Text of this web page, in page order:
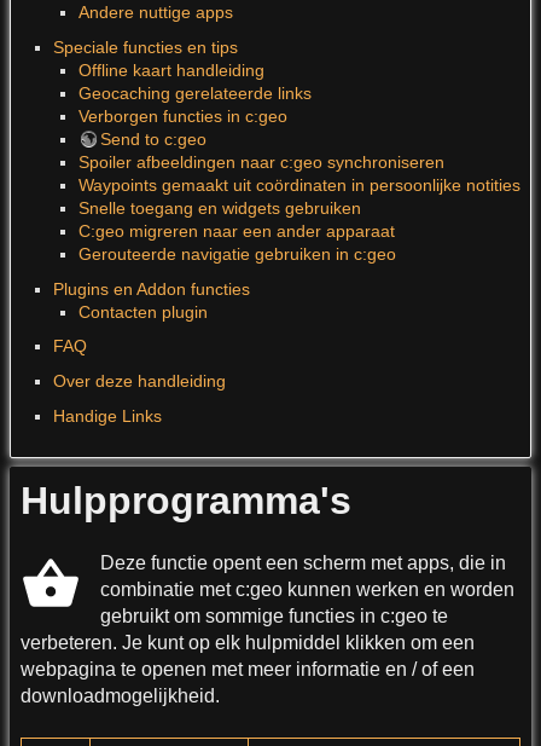
Andere nuttige apps
Speciale functies en tips
Offline kaart handleiding
Geocaching gerelateerde links
Verborgen functies in c:geo
Send to c:geo
Spoiler afbeeldingen naar c:geo synchroniseren
Waypoints gemaakt uit coördinaten in persoonlijke notities
Snelle toegang en widgets gebruiken
C:geo migreren naar een ander apparaat
Gerouteerde navigatie gebruiken in c:geo
Plugins en Addon functies
Contacten plugin
FAQ
Over deze handleiding
Handige Links
Hulpprogramma's
Deze functie opent een scherm met apps, die in
combinatie met c:geo kunnen werken en worden
gebruikt om sommige functies in c:geo te
verbeteren. Je kunt op elk hulpmiddel klikken om een
webpagina te openen met meer informatie en / of een
downloadmogelijkheid.